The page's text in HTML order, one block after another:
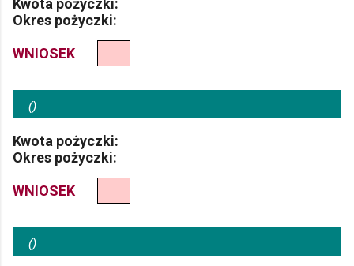
Okres pożyczki:
WNIOSEK
()
Kwota pożyczki:
Okres pożyczki:
WNIOSEK
()